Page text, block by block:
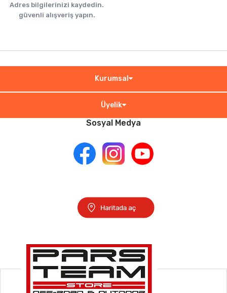
Adres bilgilerinizi kaydedin.
güvenli alışveriş yapın.
Kurumsal
Üyelik
Sosyal Medya